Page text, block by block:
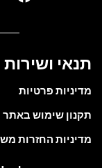
תנאי
מדיניות פרטיות
תקנון שימוש באתר
מדיניות החזרות